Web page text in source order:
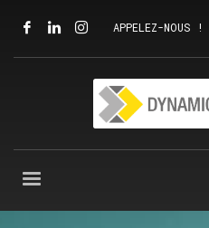
APPELEZ-NOUS !